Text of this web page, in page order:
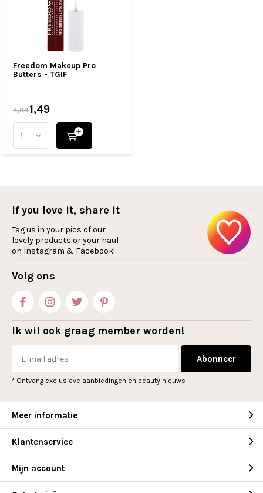
Freedom Makeup Pro
Butters - TGIF
4,991,49
If you love it, share it
Tag us in your pics of our
lovely products or your haul
on Instagram & Facebook!
Volg ons
Ik wil ook graag member worden!
Abonneer
* Ontvang exclusieve aanbiedingen en beauty nieuws
Meer informatie
Klantenservice
Mijn account